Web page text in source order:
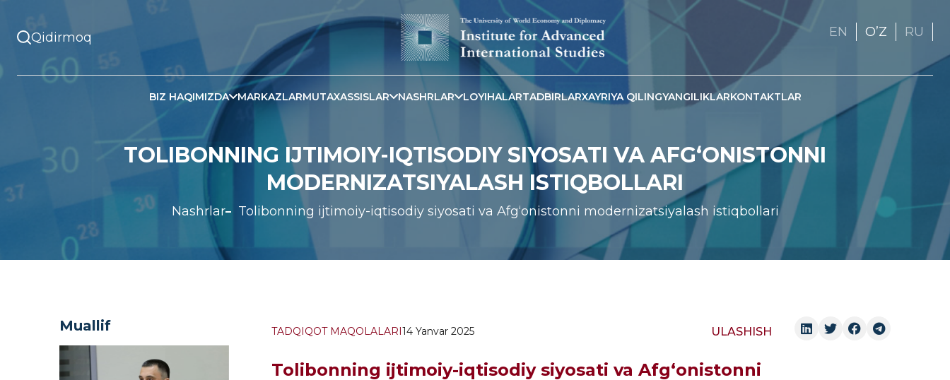
EN OʼZ RU
BIZ HAQIMIZDA MARKAZLARMUTAXASSISLAR NASHRLAR LOYIHALARTADBIRLARXAYRIYA QILINGYANGILIKLARKONTAKTLAR
TOLIBONNING IJTIMOIY-IQTISODIY SIYOSATI VA AFG‘ONISTONNI
MODERNIZATSIYALASH ISTIQBOLLARI
Nashrlar Tolibonning ijtimoiy-iqtisodiy siyosati va Afg‘onistonni modernizatsiyalash istiqbollari
Muallif TADQIQOT MAQOLALARI14 Yanvar 2025 ULASHISH
Tolibonning ijtimoiy-iqtisodiy siyosati va Afg‘onistonni